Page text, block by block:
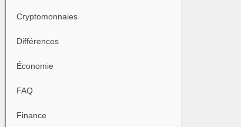
Cryptomonnaies
Différences
Économie
FAQ
Finance